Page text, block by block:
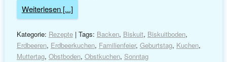
Weiterlesen [...]
Kategorie: Rezepte| Tags: Backen, Biskuit, Biskuitboden,
Erdbeeren, Erdbeerkuchen, Familienfeier, Geburtstag, Kuchen,
Muttertag, Obstboden, Obstkuchen, Sonntag